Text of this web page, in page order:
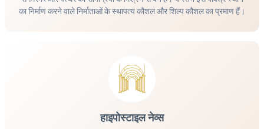
का निर्माण करने वाले निर्माताओं के स्थापत्य कौशल और शिल्प कौशल का प्रमाण हैं।
हाइपोस्टाइल नेव्स